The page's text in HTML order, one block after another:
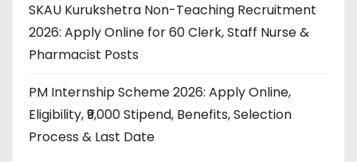
SKAU Kurukshetra Non-Teaching Recruitment
2026: Apply Online for 60 Clerk, Staff Nurse &
Pharmacist Posts
PM Internship Scheme 2026: Apply Online,
Eligibility, ₹9,000 Stipend, Benefits, Selection
Process & Last Date